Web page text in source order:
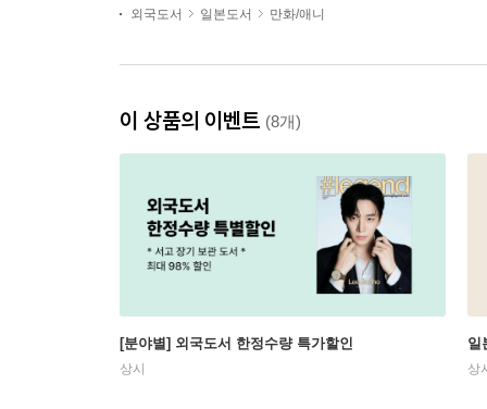
외국도서
일본도서 만화/애니
이 상품의 이벤트 (8개)
[분야별] 외국도서 한정수량 특가할인
상시
일
상